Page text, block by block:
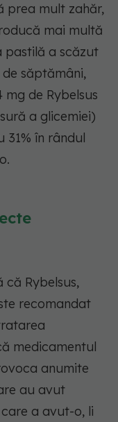
prea mult zahăr,
mai multă
pastilă a scăzut
de săptămâni,
mg de Rybelsus
a glicemiei)
31% în rândul
că Rybelsus,
recomandat
medicamentul
anumite
au avut
a avut-o, li